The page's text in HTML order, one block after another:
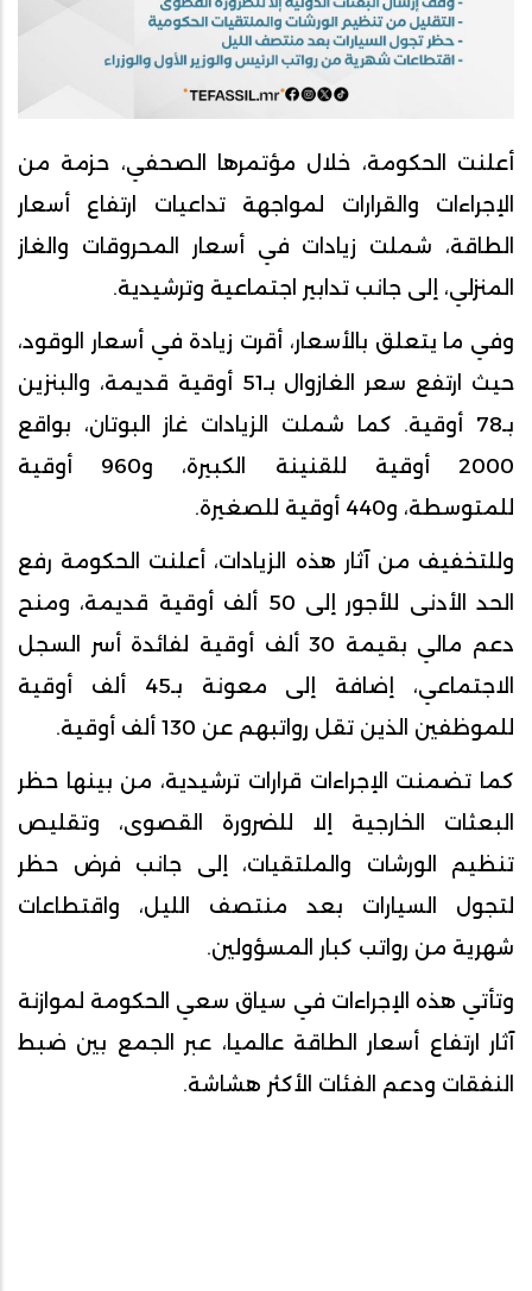
أعلنت الحكومة، خلال مؤتمرها الصحفي، حزمة من
الإجراءات والقرارات لمواجهة تداعيات ارتفاع أسعار
الطاقة، شملت زيادات في أسعار المحروقات والغاز
المنزلي، إلى جانب تدابير اجتماعية وترشيدية.
وفي ما يتعلق بالأسعار، أقرت زيادة في أسعار الوقود،
حيث ارتفع سعر الغازوال بـ51 أوقية قديمة، والبنزين
بـ78 أوقية. كما شملت الزيادات غاز البوتان، بواقع
2000 أوقية للقنينة الكبيرة، و960 أوقية
للمتوسطة، و440 أوقية للصغيرة.
وللتخفيف من آثار هذه الزيادات، أعلنت الحكومة رفع
الحد الأدنى للأجور إلى 50 ألف أوقية قديمة، ومنح
دعم مالي بقيمة 30 ألف أوقية لفائدة أسر السجل
الاجتماعي، إضافة إلى معونة بـ45 ألف أوقية
للموظفين الذين تقل رواتبهم عن 130 ألف أوقية.
كما تضمنت الإجراءات قرارات ترشيدية، من بينها حظر
البعثات الخارجية إلا للضرورة القصوى، وتقليص
تنظيم الورشات والملتقيات، إلى جانب فرض حظر
لتجول السيارات بعد منتصف الليل، واقتطاعات
شهرية من رواتب كبار المسؤولين.
وتأتي هذه الإجراءات في سياق سعي الحكومة لموازنة
آثار ارتفاع أسعار الطاقة عالميا، عبر الجمع بين ضبط
النفقات ودعم الفئات الأكثر هشاشة.